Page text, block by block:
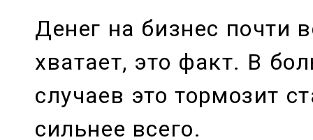
Денег на бизнес почти
хватает, это факт. В
случаев это тормозит
сильнее всего.